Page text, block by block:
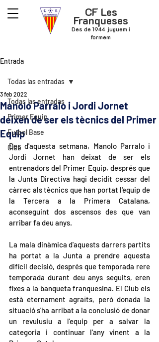
CF Les
Franqueses
Des de 1944 juguem i
formem
Entrada
Todas las entradas
Primer Equip
Futbol Base
Club
Todas las entradas
Manolo Parralo i Jordi Jornet
deixen de ser els tècnics del Primer
Equip
3 feb 2022
Des d'aquesta setmana, Manolo Parralo i
Jordi Jornet han deixat de ser els
entrenadors del Primer Equip, després que
la Junta Directiva hagi decidit cessar del
càrrec als tècnics que han portat l'equip de
la Tercera a la Primera Catalana,
aconseguint dos ascensos des que van
arribar fa deu anys.
La mala dinàmica d'aquests darrers partits
ha portat a la Junta a prendre aquesta
difícil decisió, després que temporada rere
temporada durant deu anys seguits, eren
fixes a la banqueta franquesina. El Club els
està eternament agraïts, però donada la
situació s'ha arribat a la conclusió de donar
un revulusiu a l'equip per a salvar la
categoria i continuar l'any vinent a la